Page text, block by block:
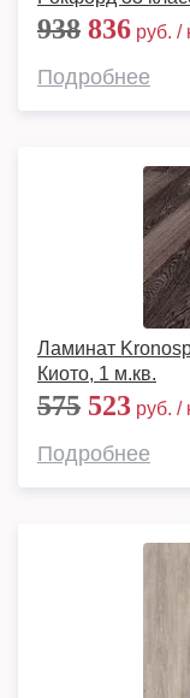
938 836 руб. /
Подробнее
Ламинат
Киото, 1 м.кв.
575 523 руб. /
Подробнее